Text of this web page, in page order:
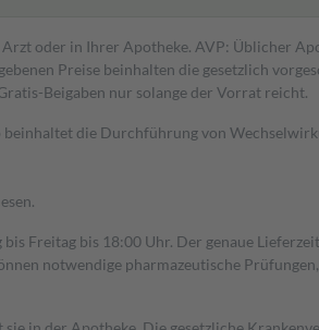
oder in Ihrer Apotheke. AVP: Üblicher
Preise beinhalten die gesetzlich
Beigaben nur solange der Vorrat reicht.
die Durchführung von
Freitag bis 18:00 Uhr. Der genaue
notwendige pharmazeutische